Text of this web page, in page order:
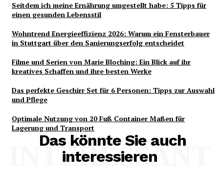
Seitdem ich meine Ernährung umgestellt habe: 5 Tipps für
einen gesunden Lebensstil
Wohntrend Energieeffizienz 2026: Warum ein Fensterbauer
in Stuttgart über den Sanierungserfolg entscheidet
Filme und Serien von Marie Bloching: Ein Blick auf ihr
kreatives Schaffen und ihre besten Werke
Das perfekte Geschirr Set für 6 Personen: Tipps zur Auswahl
und Pflege
Optimale Nutzung von 20 Fuß Container Maßen für
Lagerung und Transport
Das könnte Sie auch
interessieren
INTERESSANT